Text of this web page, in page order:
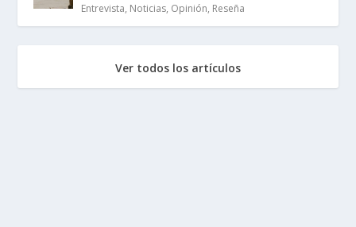
Entrevista, Noticias, Opinión, Reseña
Ver todos los artículos